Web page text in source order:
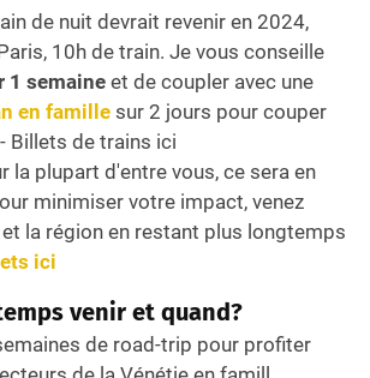
de nuit devrait revenir en 2024,
10h de train. Je vous conseille
1 semaine et de coupler avec une
en famille sur 2 jours pour couper
Billets de trains ici
la plupart d'entre vous, ce sera en
minimiser votre impact, venez
la région en restant plus longtemps
ici
venir et quand?
de road-trip pour profiter